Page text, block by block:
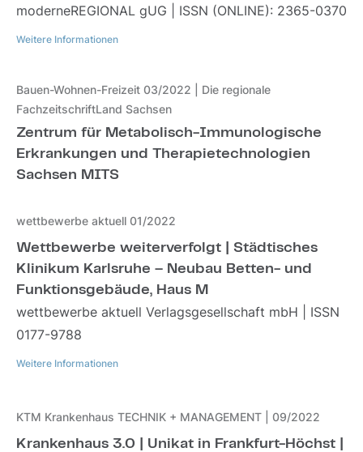
moderneREGIONAL gUG | ISSN (ONLINE): 2365-0370
Weitere Informationen
Bauen-Wohnen-Freizeit 03/2022 | Die regionale
FachzeitschriftLand Sachsen
Zentrum für Metabolisch-Immunologische
Erkrankungen und Therapietechnologien
Sachsen MITS
wettbewerbe aktuell 01/2022
Wettbewerbe weiterverfolgt | Städtisches
Klinikum Karlsruhe – Neubau Betten- und
Funktionsgebäude, Haus M
wettbewerbe aktuell Verlagsgesellschaft mbH | ISSN
0177-9788
Weitere Informationen
KTM Krankenhaus TECHNIK + MANAGEMENT | 09/2022
Krankenhaus 3.0 | Unikat in Frankfurt-Höchst |